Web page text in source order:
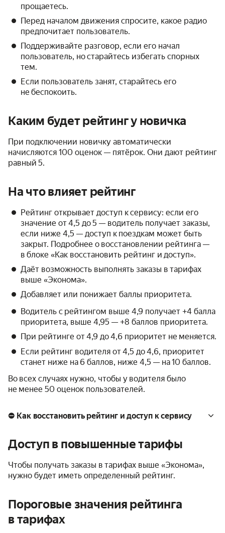
прощаетесь.
Перед началом движения спросите, какое радио
предпочитает пользователь.
Поддерживайте разговор, если его начал
пользователь, но старайтесь избегать спорных
тем.
Если пользователь занят, старайтесь его
не беспокоить.
Каким будет рейтинг у новичка
При подключении новичку автоматически
начисляются 100 оценок — пятёрок. Они дают рейтинг
равный 5.
На что влияет рейтинг
Рейтинг открывает доступ к сервису: если его
значение от 4,5 до 5 — водитель получает заказы,
если ниже 4,5 — доступ к поездкам может быть
закрыт. Подробнее о восстановлении рейтинга —
в блоке «Как восстановить рейтинг и доступ».
Даёт возможность выполнять заказы в тарифах
выше «Эконома».
Добавляет или понижает баллы приоритета.
Водитель с рейтингом выше 4,9 получает +4 балла
приоритета, выше 4,95 — +8 баллов приоритета.
При рейтинге от 4,9 до 4,6 приоритет не меняется.
Если рейтинг водителя от 4,5 до 4,6, приоритет
станет ниже на 6 баллов, ниже 4,5 — на 10 баллов.
Во всех случаях нужно, чтобы у водителя было
не менее 50 оценок пользователей.
⛔ Как восстановить рейтинг и доступ к сервису
Доступ в повышенные тарифы
Чтобы получать заказы в тарифах выше «Эконома»,
нужно будет иметь определенный рейтинг.
Пороговые значения рейтинга
в тарифах